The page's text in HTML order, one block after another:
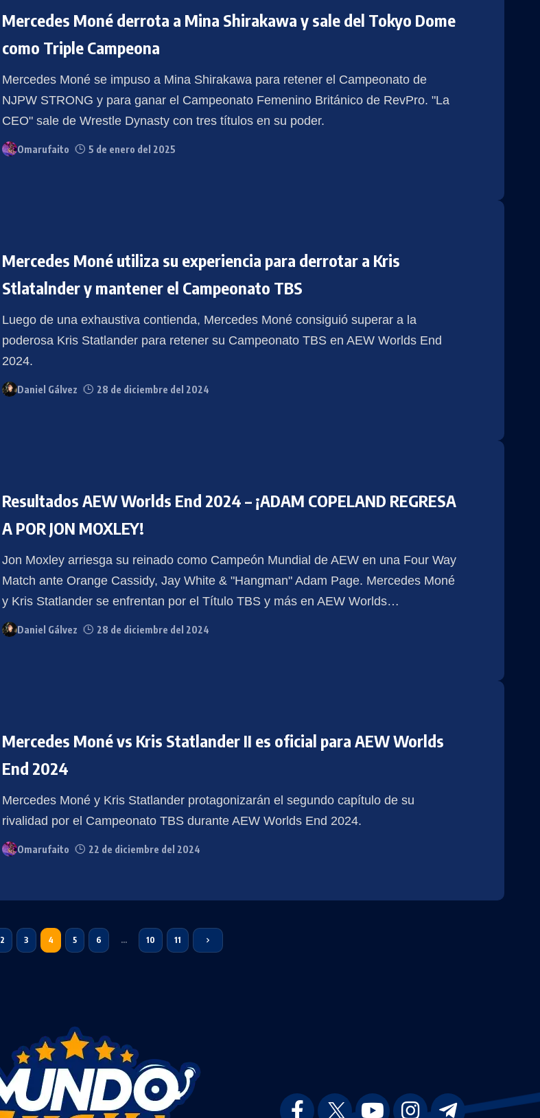
Mercedes Moné derrota a Mina Shirakawa y sale del Tokyo Dome
como Triple Campeona
Mercedes Moné se impuso a Mina Shirakawa para retener el Campeonato de
NJPW STRONG y para ganar el Campeonato Femenino Británico de RevPro. "La
CEO" sale de Wrestle Dynasty con tres títulos en su poder.
Omarufaito 5 de enero del 2025
Mercedes Moné utiliza su experiencia para derrotar a Kris
Stlatalnder y mantener el Campeonato TBS
Luego de una exhaustiva contienda, Mercedes Moné consiguió superar a la
poderosa Kris Statlander para retener su Campeonato TBS en AEW Worlds End
2024.
Daniel Gálvez 28 de diciembre del 2024
Resultados AEW Worlds End 2024 – ¡ADAM COPELAND REGRESA
A POR JON MOXLEY!
Jon Moxley arriesga su reinado como Campeón Mundial de AEW en una Four Way
Match ante Orange Cassidy, Jay White & "Hangman" Adam Page. Mercedes Moné
y Kris Statlander se enfrentan por el Título TBS y más en AEW Worlds…
Daniel Gálvez 28 de diciembre del 2024
Mercedes Moné vs Kris Statlander II es oficial para AEW Worlds
End 2024
Mercedes Moné y Kris Statlander protagonizarán el segundo capítulo de su
rivalidad por el Campeonato TBS durante AEW Worlds End 2024.
Omarufaito 22 de diciembre del 2024
2 3 4 5 6 … 10 11